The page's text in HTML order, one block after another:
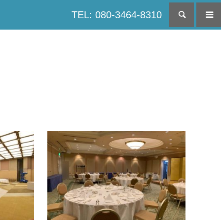
TEL: 080-3464-8310 検索